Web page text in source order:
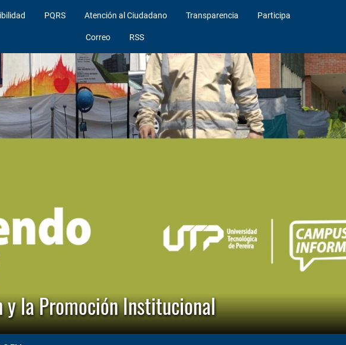
PQRS Atención al Ciudadano Transparencia Participa
Correo RSS
y la Promoción Institucional